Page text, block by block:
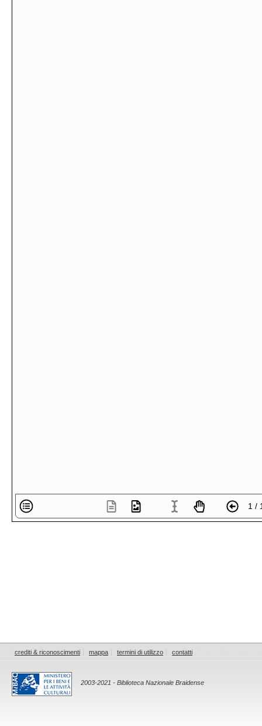
1 /
crediti & riconoscimenti mappa termini di utilizzo contatti
2003-2021 - Biblioteca Nazionale Braidense